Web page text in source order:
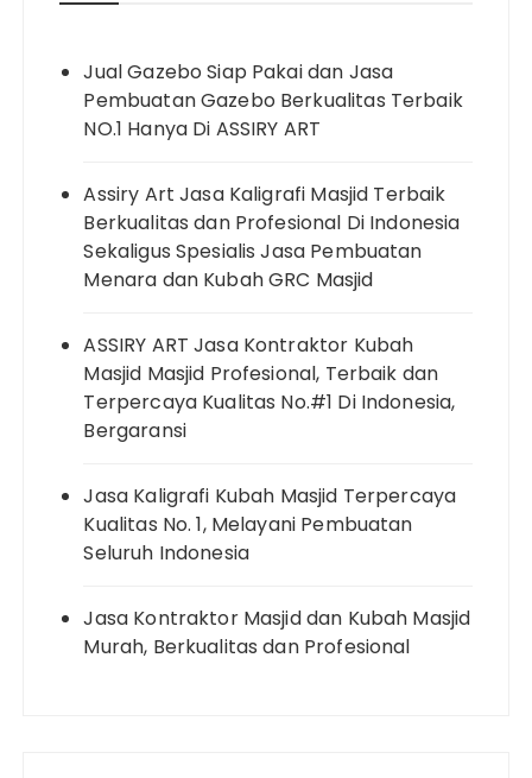
Jual Gazebo Siap Pakai dan Jasa
Pembuatan Gazebo Berkualitas Terbaik
NO.1 Hanya Di ASSIRY ART
Assiry Art Jasa Kaligrafi Masjid Terbaik
Berkualitas dan Profesional Di Indonesia
Sekaligus Spesialis Jasa Pembuatan
Menara dan Kubah GRC Masjid
ASSIRY ART Jasa Kontraktor Kubah
Masjid Masjid Profesional, Terbaik dan
Terpercaya Kualitas No.#1 Di Indonesia,
Bergaransi
Jasa Kaligrafi Kubah Masjid Terpercaya
Kualitas No. 1, Melayani Pembuatan
Seluruh Indonesia
Jasa Kontraktor Masjid dan Kubah Masjid
Murah, Berkualitas dan Profesional